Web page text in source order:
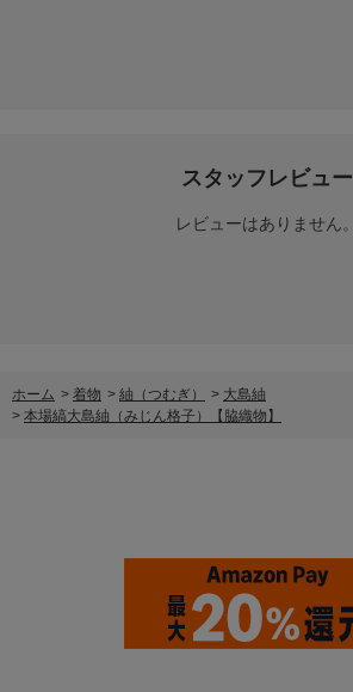
スタッフレビュー
レビューはありません。
ホーム > 着物 > 紬（つむぎ） > 大島紬
> 本場縞大島紬（みじん格子）【脇織物】